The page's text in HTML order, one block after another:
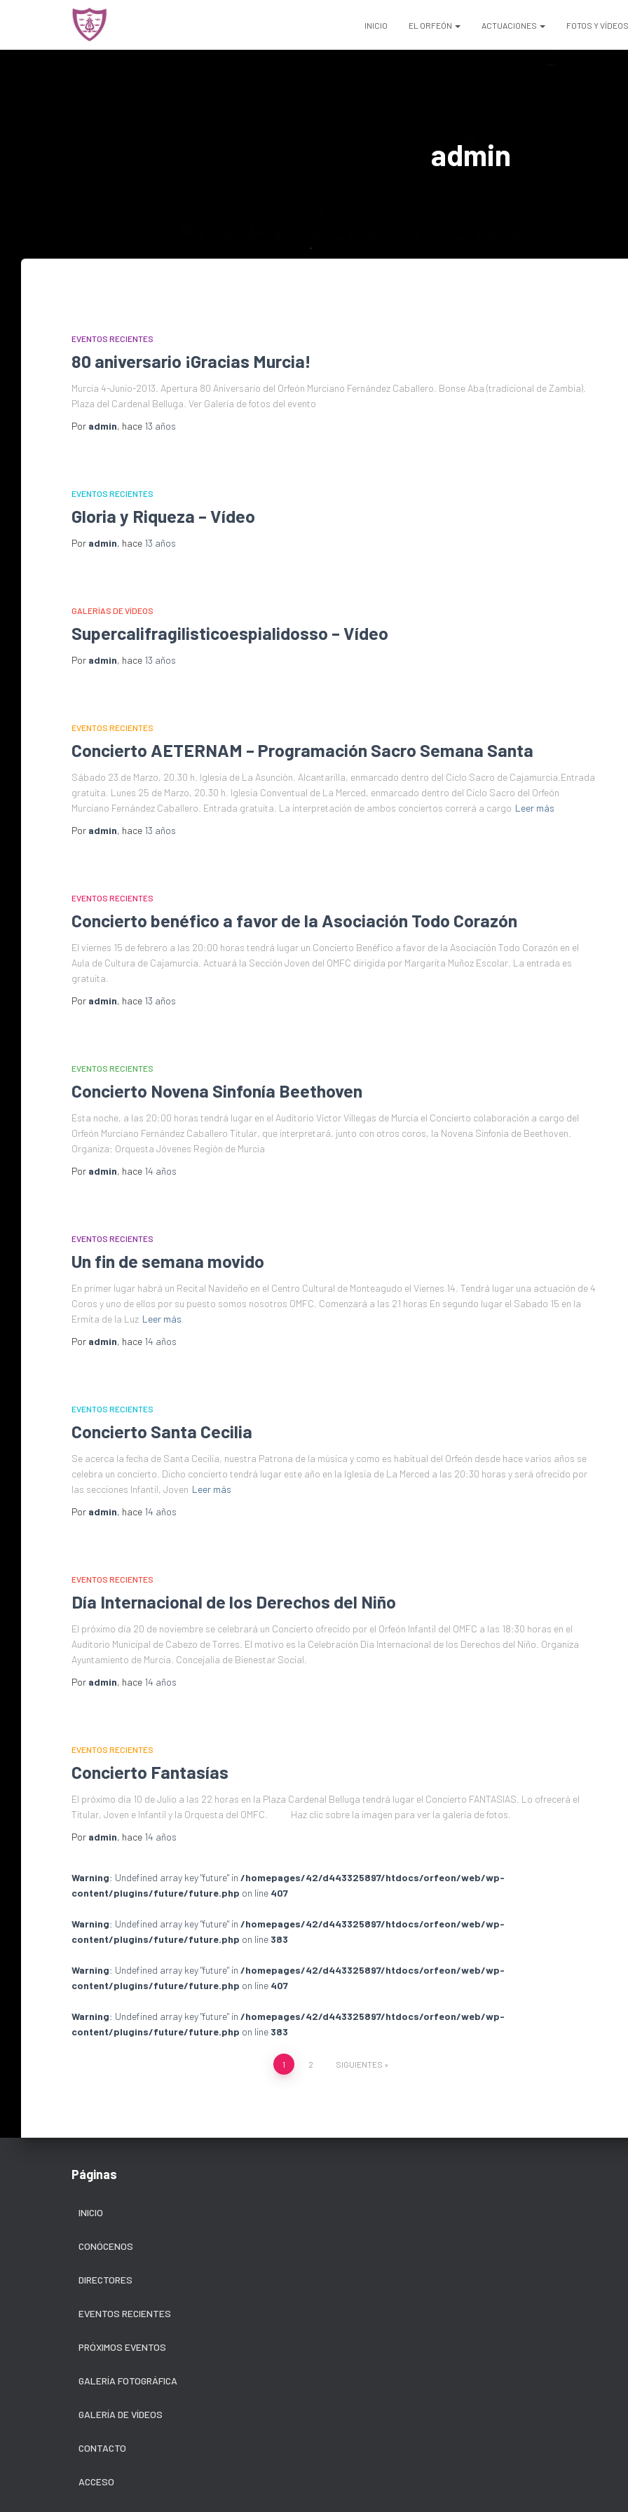
INICIO EL ORFEÓN ACTUACIONES FOTOS Y VÍDEOS
admin
EVENTOS RECIENTES
80 aniversario ¡Gracias Murcia!
Murcia 4-Junio-2013. Apertura 80 Aniversario del Orfeón Murciano Fernández Caballero. Bonse Aba (tradicional de Zambia).
Plaza del Cardenal Belluga. Ver Galería de fotos del evento
Por admin, hace 13 años
EVENTOS RECIENTES
Gloria y Riqueza – Vídeo
Por admin, hace 13 años
GALERÍAS DE VÍDEOS
Supercalifragilisticoespialidosso – Vídeo
Por admin, hace 13 años
EVENTOS RECIENTES
Concierto AETERNAM – Programación Sacro Semana Santa
Sábado 23 de Marzo, 20.30 h. Iglesia de La Asunción. Alcantarilla, enmarcado dentro del Ciclo Sacro de Cajamurcia.Entrada
gratuita. Lunes 25 de Marzo, 20.30 h. Iglesia Conventual de La Merced, enmarcado dentro del Ciclo Sacro del Orfeón
Murciano Fernández Caballero. Entrada gratuita. La interpretación de ambos conciertos correrá a cargo Leer más
Por admin, hace 13 años
EVENTOS RECIENTES
Concierto benéfico a favor de la Asociación Todo Corazón
El viernes 15 de febrero a las 20:00 horas tendrá lugar un Concierto Benéfico a favor de la Asociación Todo Corazón en el
Aula de Cultura de Cajamurcia. Actuará la Sección Joven del OMFC dirigida por Margarita Muñoz Escolar. La entrada es
gratuita.
Por admin, hace 13 años
EVENTOS RECIENTES
Concierto Novena Sinfonía Beethoven
Esta noche, a las 20:00 horas tendrá lugar en el Auditorio Víctor Villegas de Murcia el Concierto colaboración a cargo del
Orfeón Murciano Fernández Caballero Titular, que interpretará, junto con otros coros, la Novena Sinfonía de Beethoven.
Organiza: Orquesta Jóvenes Región de Murcia
Por admin, hace 14 años
EVENTOS RECIENTES
Un fin de semana movido
En primer lugar habrá un Recital Navideño en el Centro Cultural de Monteagudo el Viernes 14. Tendrá lugar una actuación de 4
Coros y uno de ellos por su puesto somos nosotros OMFC. Comenzará a las 21 horas En segundo lugar el Sabado 15 en la
Ermita de la Luz Leer más
Por admin, hace 14 años
EVENTOS RECIENTES
Concierto Santa Cecilia
Se acerca la fecha de Santa Cecilia, nuestra Patrona de la música y como es habitual del Orfeón desde hace varios años se
celebra un concierto. Dicho concierto tendrá lugar este año en la Iglesia de La Merced a las 20:30 horas y será ofrecido por
las secciones Infantil, Joven Leer más
Por admin, hace 14 años
EVENTOS RECIENTES
Día Internacional de los Derechos del Niño
El próximo día 20 de noviembre se celebrará un Concierto ofrecido por el Orfeón Infantil del OMFC a las 18:30 horas en el
Auditorio Municipal de Cabezo de Torres. El motivo es la Celebración Día Internacional de los Derechos del Niño. Organiza
Ayuntamiento de Murcia. Concejalía de Bienestar Social.
Por admin, hace 14 años
EVENTOS RECIENTES
Concierto Fantasías
El próximo día 10 de Julio a las 22 horas en la Plaza Cardenal Belluga tendrá lugar el Concierto FANTASIAS. Lo ofrecerá el
Titular, Joven e Infantil y la Orquesta del OMFC. Haz clic sobre la imagen para ver la galería de fotos.
Por admin, hace 14 años
Warning: Undefined array key "future" in /homepages/42/d443325897/htdocs/orfeon/web/wp-
content/plugins/future/future.php on line 407
Warning: Undefined array key "future" in /homepages/42/d443325897/htdocs/orfeon/web/wp-
content/plugins/future/future.php on line 383
Warning: Undefined array key "future" in /homepages/42/d443325897/htdocs/orfeon/web/wp-
content/plugins/future/future.php on line 407
Warning: Undefined array key "future" in /homepages/42/d443325897/htdocs/orfeon/web/wp-
content/plugins/future/future.php on line 383
1 2 SIGUIENTES
Páginas
INICIO
CONÓCENOS
DIRECTORES
EVENTOS RECIENTES
PRÓXIMOS EVENTOS
GALERÍA FOTOGRÁFICA
GALERÍA DE VÍDEOS
CONTACTO
ACCESO